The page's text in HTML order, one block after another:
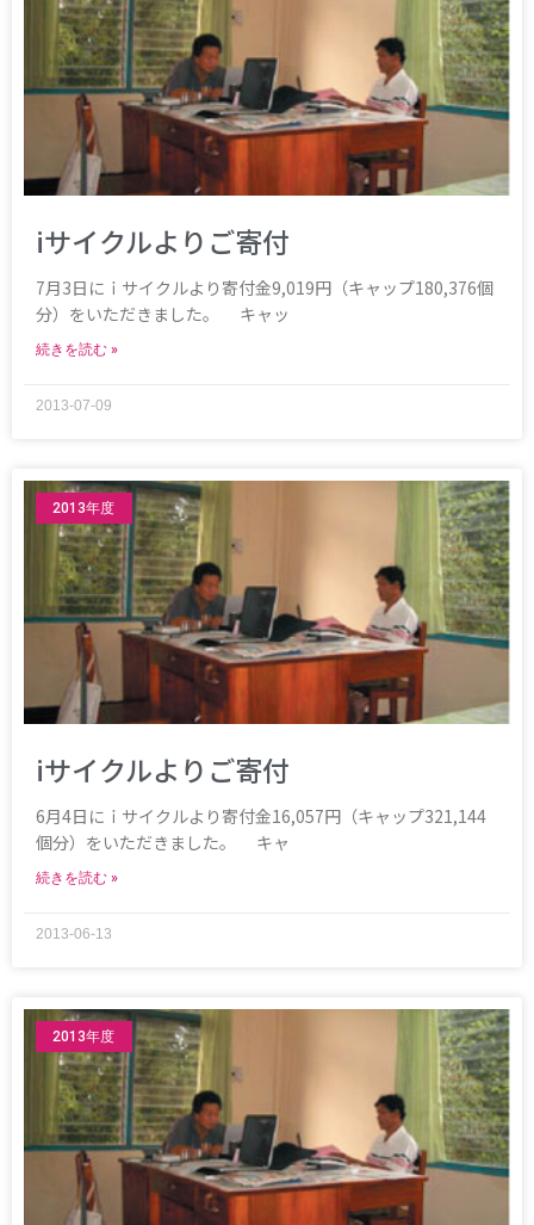
iサイクルよりご寄付
7月3日にｉサイクルより寄付金9,019円（キャップ180,376個
分）をいただきました。 キャッ
続きを読む »
2013-07-09
2013年度
iサイクルよりご寄付
6月4日にｉサイクルより寄付金16,057円（キャップ321,144
個分）をいただきました。 キャ
続きを読む »
2013-06-13
2013年度